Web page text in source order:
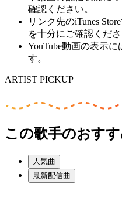
確認ください。
リンク先のiTunes
を十分にご確認くださ
YouTube動画の表示に
す。
ARTIST PICKUP
この歌手のおす
人気曲
最新配信曲